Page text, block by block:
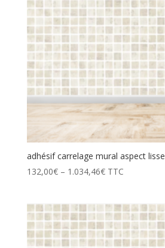
adhésif carrelage mural aspect lisse
132,00€– 1.034,46€ TTC